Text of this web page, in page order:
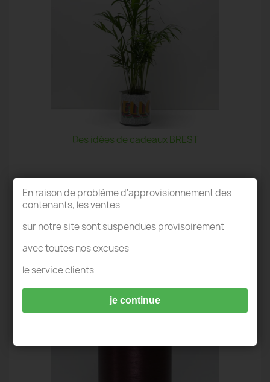
Des idées de cadeaux BREST
En raison de problème d'approvisionnement des
contenants, les ventes
sur notre site sont suspendues provisoirement
avec toutes nos excuses
le service clients
je continue